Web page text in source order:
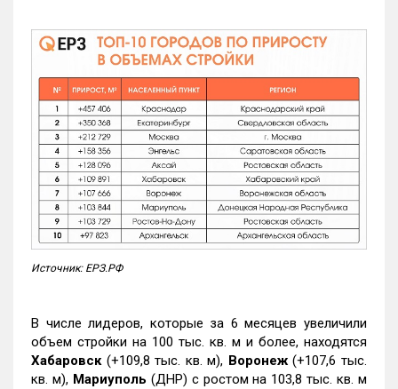
Источник: ЕРЗ.РФ
В числе лидеров, которые за 6 месяцев увеличили
объем стройки на 100 тыс. кв. м и более, находятся
Хабаровск (+109,8 тыс. кв. м), Воронеж(+107,6 тыс.
кв. м), Мариуполь (ДНР) с ростом на 103,8 тыс. кв. м